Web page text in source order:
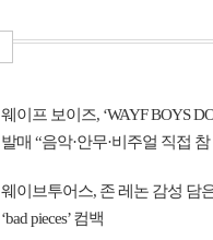
웨이프 보이즈, ‘WAYF BOYS
발매 “음악·안무·비주얼 직접 참
웨이브투어스, 존 레논 감성 담
‘bad pieces’ 컴백